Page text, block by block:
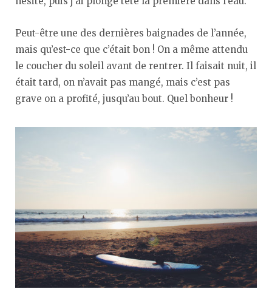
Peut-être une des dernières baignades de l’année,
mais qu’est-ce que c’était bon ! On a même attendu
le coucher du soleil avant de rentrer. Il faisait nuit, il
était tard, on n’avait pas mangé, mais c’est pas
grave on a profité, jusqu’au bout. Quel bonheur !